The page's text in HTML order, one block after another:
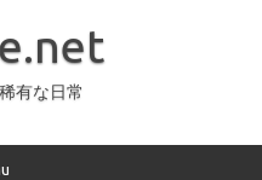
有な日常